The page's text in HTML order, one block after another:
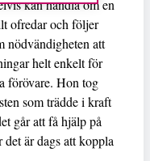
kan handla om en
ofredar och följer
nödvändigheten att
helt enkelt för
förövare. Hon tog
som trädde i kraft
går att få hjälp på
är dags att koppla